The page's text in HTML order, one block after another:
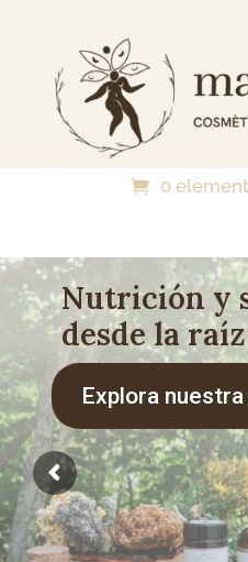
0
Nutrición y
desde la
Explora